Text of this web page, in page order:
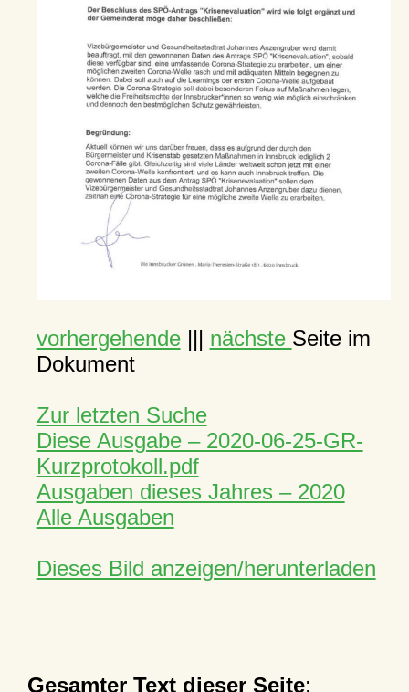
vorhergehende||| nächste Seite im
Dokument
Zur letzten Suche
Diese Ausgabe – 2020-06-25-GR-
Kurzprotokoll.pdf
Ausgaben dieses Jahres – 2020
Alle Ausgaben
Dieses Bild anzeigen/herunterladen
Gesamter Text dieser Seite: